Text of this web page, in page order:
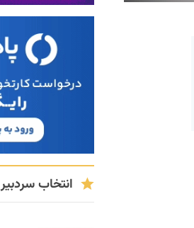
انتخاب سردبیر